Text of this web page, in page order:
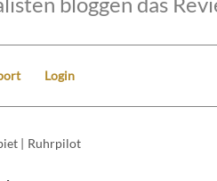
Login
| Ruhrpilot